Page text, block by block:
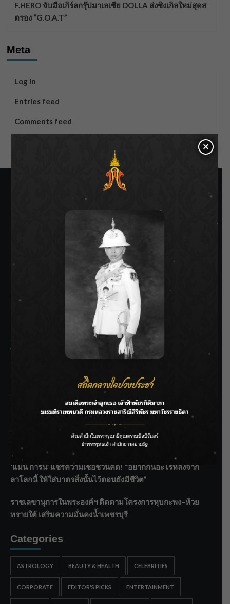
F.HERO จับมือเกิร์ลกรุ๊ปมาเลเซีย DOLLA ส่งซิงเกิลใหม่สุดส
ตรอง “G.O.A.T”
Meta
Log in
Entries feed
Comments feed
SIAMRATH VARIETY
THE BEST ENTERTAINMENT
Recent Posts
ชลประทานเชียงใหม่เร่งพร่องน้ำแม่น้ำปิง รับมวลน้ำเหนือ ย้ำ
ยังไม่ล้นตลิ่ง
ฟาดลุคใหม่! “แบม พิชญานิน” แดนซ์สับทุกจังหวะ ชวนแฟนๆ
แกะท่า #นอกจอนอกใจ
กรมชลฯ รับฟังประชาชน ติดตามแก้ปัญหาโครงการประตู
ระบายน้ำศรีสองรักฯ
‘แมน การิน’ แชร์ความเชื่อชวนคิด! “อยากกินอะไรหลังจาก
ลาโลกนี้ ให้ใส่บาตรสิ่งนั้นไว้ตอนยังมีชีวิต”
ราชเลขานุการในพระองค์ฯ ติดตามโครงการหุบกะพง–ห้วย
ทรายใต้ เสริมความมั่นคงน้ำเพชรบุรี
Categories
ASTROLOGY BEAUTY & HEALTH CELEBRITIES
CORPORATE EDITOR'S PICKS ENTERTAINMENT
×